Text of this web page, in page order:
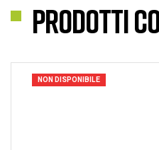
Prodotti
NON DISPONIBILE